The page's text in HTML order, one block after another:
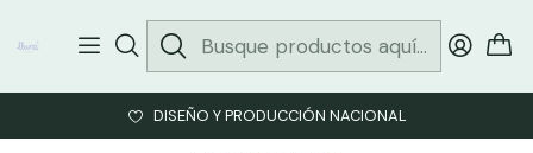
DISEÑO Y PRODUCCIÓN NACIONAL